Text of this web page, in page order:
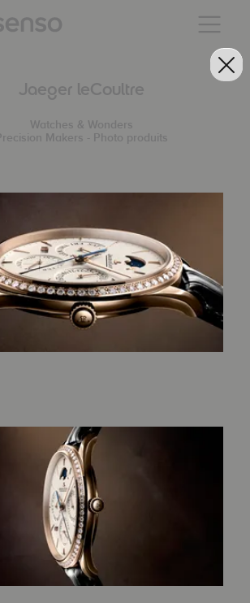
PRINCIPAL
DE PAGE
Jaeger leCoultre
Watches & Wonders
Makers - Photo produits